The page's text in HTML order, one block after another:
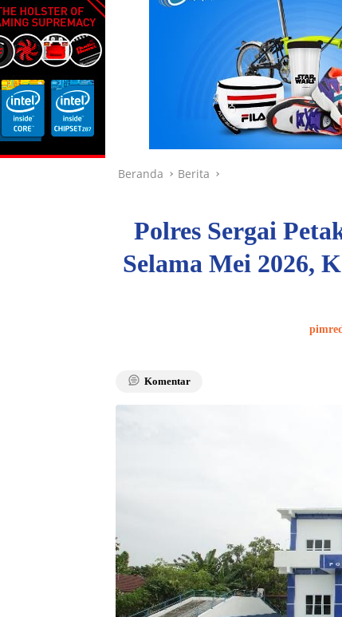
Beranda Berita
Polres Sergai
Selama Mei 2026,
Komentar